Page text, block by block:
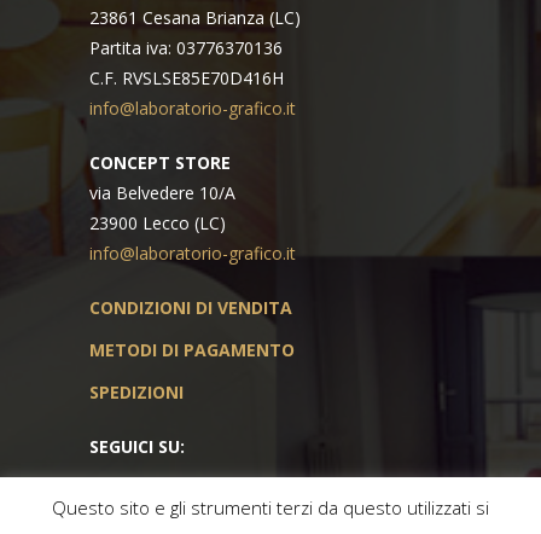
23861 Cesana Brianza (LC)
Partita iva: 03776370136
C.F. RVSLSE85E70D416H
info@laboratorio-grafico.it
CONCEPT STORE
via Belvedere 10/A
23900 Lecco (LC)
info@laboratorio-grafico.it
CONDIZIONI DI VENDITA
METODI DI PAGAMENTO
SPEDIZIONI
SEGUICI SU:
Questo sito e gli strumenti terzi da questo utilizzati si